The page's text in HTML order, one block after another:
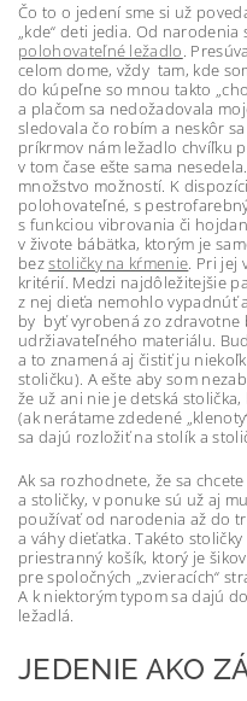
Čo to o jedení sme si už
„kde“ deti jedia. Od narodenia
polohovateľné ležadlo.
celom dome, vždy tam, kde
do kúpeľne so mnou takto
a plačom sa nedožadovala
sledovala čo robím a neskôr
príkrmov nám ležadlo chvíľku
v tom čase ešte sama
množstvo možností. K
polohovateľné, s
s funkciou vibrovania či
v živote bábätka, ktorým je
bezstoličky na kŕmenie. Pri jej
kritérií. Medzi najdôležitejšie
z nej dieťa nemohlo vypadnúť
by byť vyrobená zo zdravotne
udržiavateľného materiálu.
a to znamená aj čistiť ju
stoličku). A ešte aby som
že už ani nie je detská
(ak nerátame zdedené
sa dajú rozložiť na stolík a
Ak sa rozhodnete, že sa
a stoličky, v ponuke sú už aj
používať od narodenia až do
a váhy dieťatka. Takéto
priestranný košík, ktorý je
pre spoločných „zvieracích“
A k niektorým typom sa dajú
ležadlá.
JEDENIE AKO